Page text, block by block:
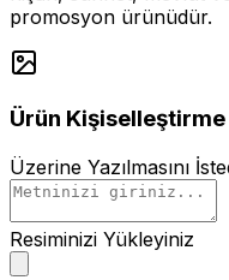
promosyon ürünüdür.
Ürün Kişiselleştirme
Üzerine Yazılmasını
Resiminizi Yükleyiniz